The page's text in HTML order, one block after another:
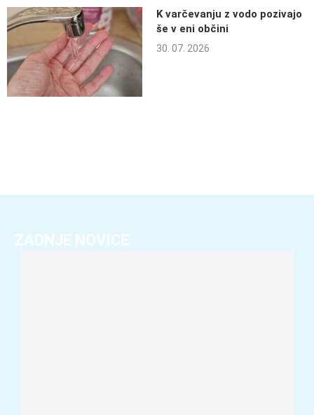
K varčevanju z vodo pozivajo
še v eni občini
30. 07. 2026
ZADNJE NOVICE